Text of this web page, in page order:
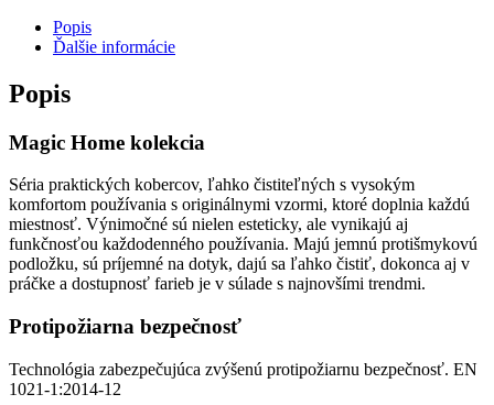
Popis
Ďalšie informácie
Popis
Magic Home kolekcia
Séria praktických kobercov, ľahko čistiteľných s vysokým
komfortom používania s originálnymi vzormi, ktoré doplnia každú
miestnosť. Výnimočné sú nielen esteticky, ale vynikajú aj
funkčnosťou každodenného používania. Majú jemnú protišmykovú
podložku, sú príjemné na dotyk, dajú sa ľahko čistiť, dokonca aj v
práčke a dostupnosť farieb je v súlade s najnovšími trendmi.
Protipožiarna bezpečnosť
Technológia zabezpečujúca zvýšenú protipožiarnu bezpečnosť. EN
1021-1:2014-12